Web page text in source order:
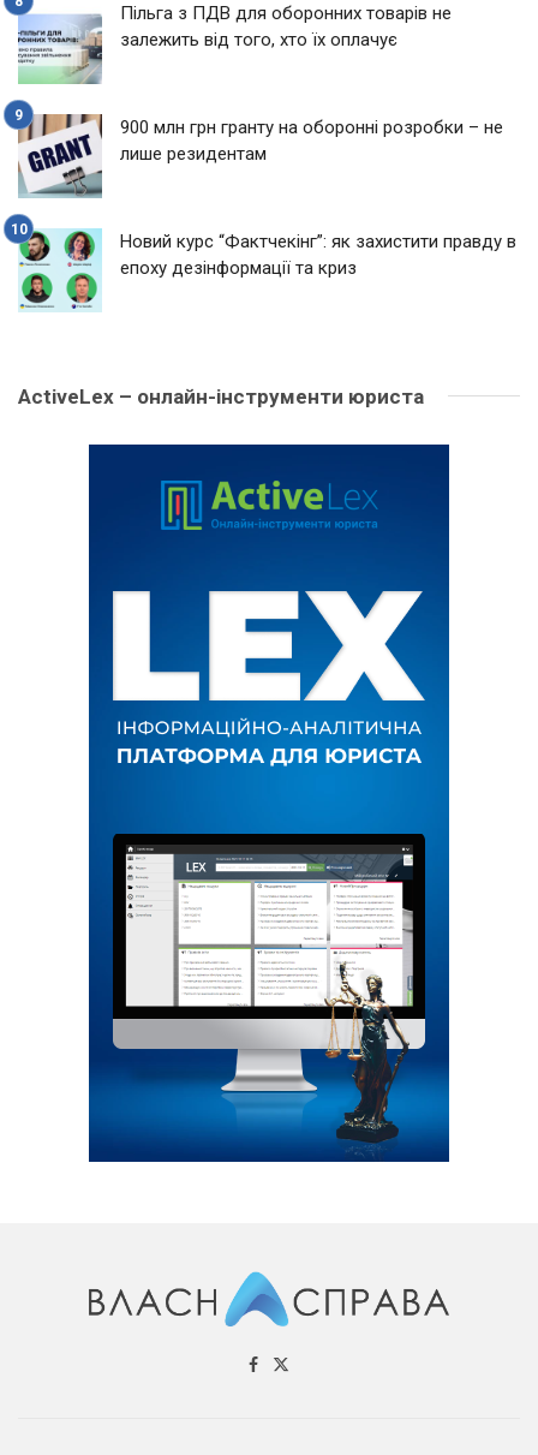
Пільга з ПДВ для оборонних товарів не
залежить від того, хто їх оплачує
900 млн грн гранту на оборонні розробки – не
лише резидентам
Новий курс “Фактчекінг”: як захистити правду в
епоху дезінформації та криз
ActiveLex – онлайн-інструменти юриста